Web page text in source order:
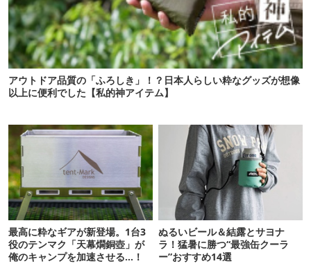
アウトドア品質の「ふろしき」！？日本人らしい粋なグッズが想像
以上に便利でした【私的神アイテム】
最高に粋なギアが新登場。1台3
役のテンマク「天幕燗銅壺」が
俺のキャンプを加速させる…！
ぬるいビール＆結露とサヨナ
ラ！猛暑に勝つ“最強缶クーラ
ー”おすすめ14選